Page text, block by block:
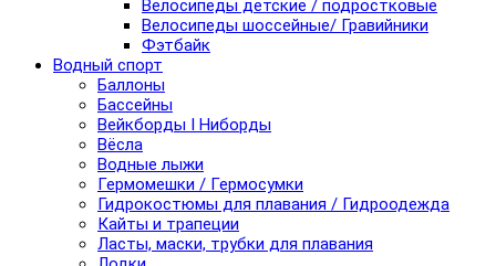
Велосипеды детские / подростковые
Велосипеды шоссейные/ Гравийники
Фэтбайк
Водный спорт
Баллоны
Бассейны
Вейкборды I Ниборды
Вёсла
Водные лыжи
Гермомешки / Гермосумки
Гидрокостюмы для плавания / Гидроодежда
Кайты и трапеции
Ласты, маски, трубки для плавания